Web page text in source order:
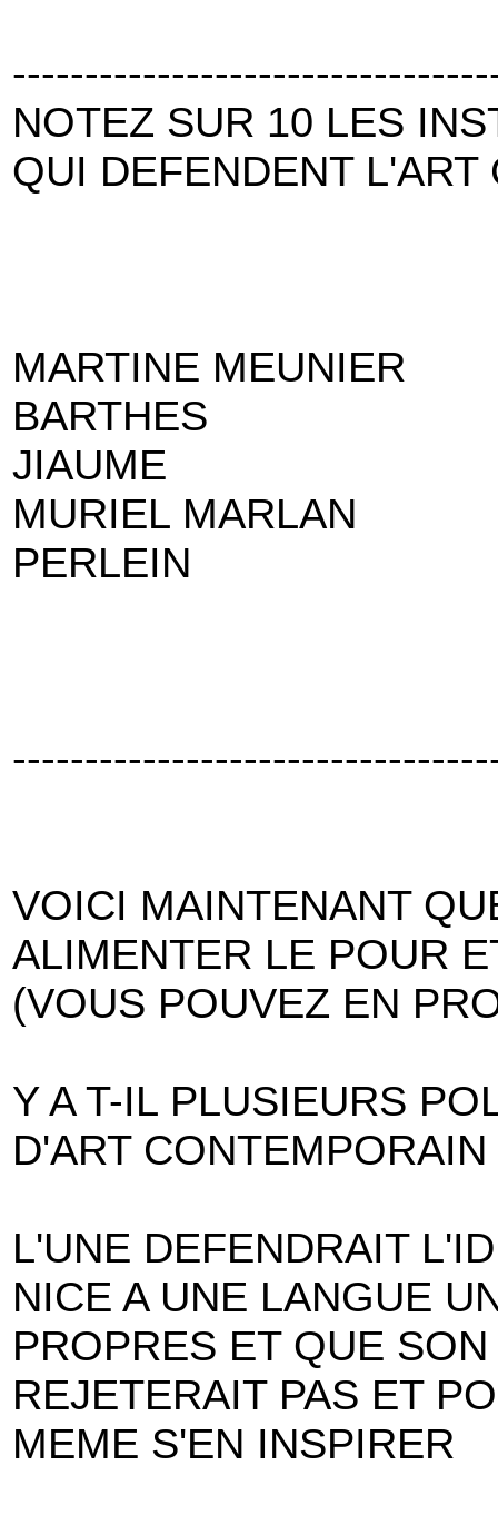
NOTEZ SUR 10 LES
QUI DEFENDENT
MARTINE MEUNIER
BARTHES
JIAUME
MURIEL MARLAN
PERLEIN
VOICI MAINTENANT
ALIMENTER LE POUR
(VOUS POUVEZ EN
Y A T-IL PLUSIEURS
D'ART
L'UNE DEFENDRAIT
NICE A UNE LANGUE
PROPRES ET QUE
REJETERAIT PAS ET
MEME S'EN INSPIRER